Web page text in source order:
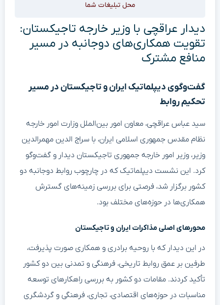
محل تبلیغات شما
دیدار عراقچی با وزیر خارجه تاجیکستان:
تقویت همکاری‌های دوجانبه در مسیر
منافع مشترک
گفت‌وگوی دیپلماتیک ایران و تاجیکستان در مسیر
تحکیم روابط
سید عباس عراقچی، معاون امور بین‌الملل وزارت امور خارجه
نظام مقدس جمهوری اسلامی ایران، با سراج الدین مهمرالدین
وزیر، وزیر امور خارجه جمهوری تاجیکستان دیدار و گفت‌وگو
کرد. این نشست دیپلماتیک که در چارچوب روابط دوجانبه دو
کشور برگزار شد، فرصتی برای بررسی زمینه‌های گسترش
همکاری‌ها در حوزه‌های مختلف بود.
محورهای اصلی مذاکرات ایران و تاجیکستان
در این دیدار که با روحیه برادری و همکاری صورت پذیرفت،
طرفین بر عمق روابط تاریخی، فرهنگی و تمدنی بین دو کشور
تأکید کردند. مقامات دو کشور به بررسی راهکارهای توسعه
مناسبات در حوزه‌های اقتصادی، تجاری، فرهنگی و گردشگری